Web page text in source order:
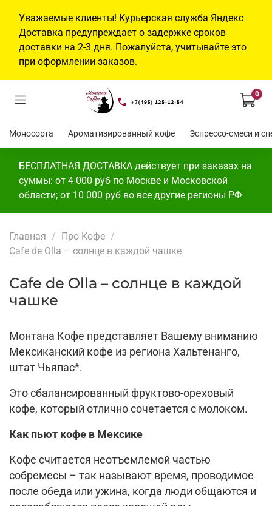
Уважаемые клиенты! Курьерская служба Яндекс
Доставка предупреждает о задержке сроков
доставки на 2-3 дня. Пожалуйста, учитывайте это
при оформлении заказов.
0
Моносорта Ароматизированный кофе
БЕСПЛАТНАЯ ДОСТАВКА действует при заказах на
суммы: от 4 000 руб по Москве и Московской
области; от 10 000 руб во все другие регионы РФ
Главная
Про Кофе
Cafe de Olla – солнце в каждой чашке
Cafe de Olla – солнце в каждой
чашке
Монтана Кофе представляет Вашему вниманию
Мексиканский кофе из региона Хальтенанго,
штат Чьяпас*.
Это сбалансированный фруктово-ореховый
кофе, который отлично сочетается с молоком.
Как пьют кофе в Мексике
Кофе считается неотъемлемой частью
собремесы – так называют время, проводимое
после обеда или ужина, когда люди общаются и